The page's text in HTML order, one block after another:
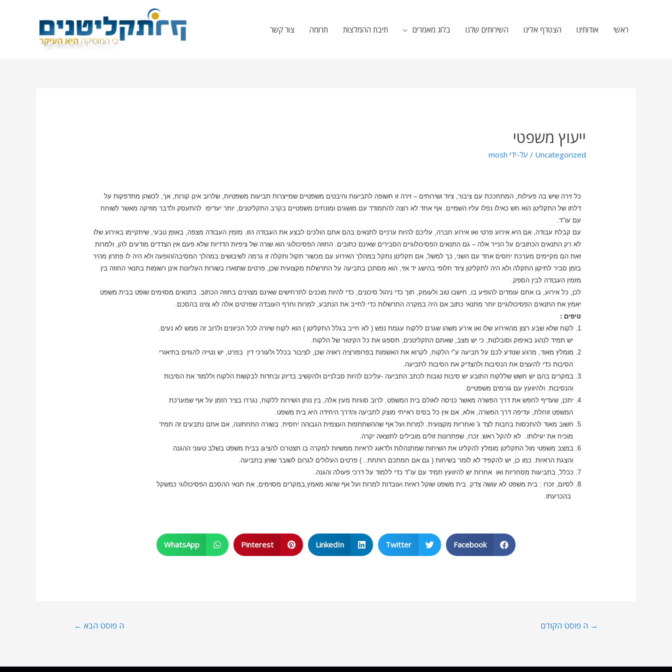
ראשי אודותינו הצטרף אלינו השירותים שלנו בלוג מאמרים תיבת ההמלצות תרומה צור קשר
ייעוץ משפטי
Uncategorized / על-ידי mosh
כל זירה שיש בה פעילות, המתחככת עם ציבור, ציוד ושירותים – זירה זו חשופה לתביעות והיבטים משפטיים שמייצרות תביעות משפטיות, שלרוב אינן קורות, אך, לכשהן מתדפקות על
דלתו של התקליטן הוא חש כאילו נפלו עליו השמיים. אף אחד לא רוצה להתמודד עם מושגים ומונחים משפטיים בקרב התקליטנים, יותר יעדיפו להתעסק ולדבר מוזיקה מאשר לשוחח
עם עו"ד.
עם קבלת עבודה, אם היא אירוע פרטי ואו אירוע חברה, עליכם להיות ערניים לתנאים בהם אתם הולכים לבצע את העבודה הזו. מזמין העבודה מצפה, באופן טבעי, שיתקיימו באירוע שלו
לא רק התנאים הכתובים על הנייר אלה – גם התנאים הפסיכולוגיים הסבירים שאינם כתובים. החוזה הפסיכולוגי הוא שורה של ציפיות הדדיות שלא פעם אין הצדדים מודעים להן, ולמרות
זאת הם מקיימים מערכת יחסים אחד עם השני, כך למשל, אם תקליטן נתקל במהלך האירוע עם מכשור תקול ותקלה זו גרמה לשיבושים במהלך המסיבה/הופעה ולא היה לו פתרון מהיר
בזמן סביר לתיקון התקלה ולא היה לתקליטן ציוד חלופי בהישג יד אזי, הוא מסתכן בתביעה על התרשלות מקצועית שכן, פרטים שתוארו בשורות העליונות אינן רשומות בתנאי החוזה בין
מזמין העבודה לבין הספק.
לכן, כל אירוע, בו אתם עומדים להופיע בו, חישבו טוב ולעומק, תוך כדי ניהול סיכונים, כדי להיות מוכנים לתרחישים שאינם מצוינים בחוזה הכתוב. בתנאים מסוימים שופט בבית משפט
יאמץ את התנאים הפסיכולוגיים יותר מתנאי כתוב אם היה במקרה התרשלות כדי לחייב את הנתבע, למרות וחרף העובדה שפרטים אלה לא צוינו בהסכם.
טיפים :
1. לקוח שלא שבע רצון מהאירוע שלו ואו אירע משהו שגרם ללקוח עגמת נפש ( לא חייב בגלל התקליטן ) הוא לקוח שיורה לכל הכיוונים ולרוב זה ממש לא נעים.
יש תמיד לנהוג באיפוק וסובלנות, כי יש מצב, שאתם התקליטנים, תספגו את כל הקיטור של הלקוח.
2. מומלץ מאוד, מרגע שנודע לכם על תביעה ע"י הלקוח, לקרוא את האשמות בפרופורציה ראויה שכן, לציבור בכלל ולעורכי דין בפרט, יש נטייה להגזים בתיאורי
הסיבות כדי להעצים את הנסיבות ולהצדיק את הסיבות לתביעה.
3. במקרים בהם יש חשש שללקוח התובע יש סיבות טובות לכתב התביעה -עליכם להיות סבלניים ולהקשיב בדיוק ובחדות לבקשות הלקוח וללמוד את הסיבות
והנסיבות. ולהיוועץ עם גורמים משפטיים.
4. יתכן, שעדיף לחפש את דרך הפשרה מאשר כניסה לאולם בית המשפט. לרוב סוגיות מעין אלה, בין נותן השירות ללקוח, נגררו בציר הזמן על אף שמערכת
המשפט זוחלת, עדיפה דרך הפשרה, אלא, אם אין כל בסיס ראייתי מוצק לתביעה והדרך היחידה היא בית משפט.
5. חשוב מאוד להתכסות בחבות לצד ג' ואחריות מקצועית. למרות ועל אף שההשתתפות העצמית הגבוהה יחסית. בשורה התחתונה, אם אתם נתבעים זה תמיד
מוכיח את יעילותו. לא להקל ראש. זכרו, שפתרונות זולים מובילים לתוצאה יקרה.
6. במצב משפטי מול התקליטן מומלץ להקליט את השיחות שמתנהלות ולדאוג לראיות ממשיות למקרה בו תצטרכו להציגן בבית משפט בשלב טעוני ההגנה
והצגת הראיות. כמו כן, יש להקפיד לא לומר בשיחות ( גם אם חמתכם רותחת.. ) פרטים העלולים לגרום לשובר שוויון בתביעה.
7. ככלל, בתביעות מסחריות ואו אחרות יש להיוועץ תמיד עם עו"ד כדי ללמוד על דרכי פעולה והגנה.
8. לסיום, זכרו : בית משפט לא עושה צדק. בית משפט שוקל ראיות ועובדות למרות ועל אף שהוא מאמץ,במקרים מסוימים, את תנאי ההסכם הפסיכולוגי כמשקל
בהכרעתו.
Facebook
Twitter
LinkedIn
Pinterest
WhatsApp
→ ה פוסט הקודם ה פוסט הבא ←